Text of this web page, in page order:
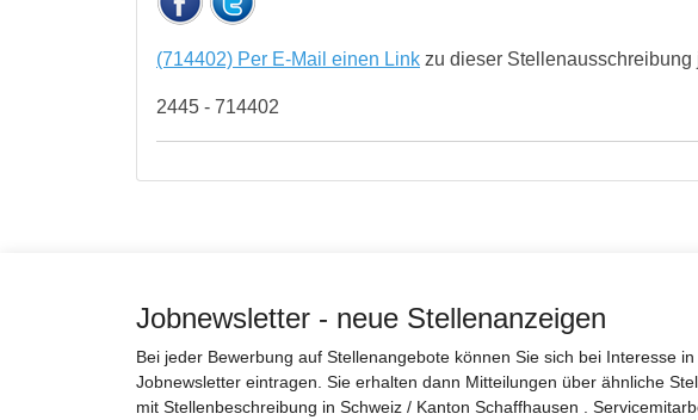
(714402) Per E-Mail einen Link zu dieser Stellenausschreibung
2445 - 714402
Jobnewsletter - neue Stellenanzeigen
Bei jeder Bewerbung auf Stellenangebote können Sie sich bei Interesse in
Jobnewsletter eintragen. Sie erhalten dann Mitteilungen über ähnliche
mit Stellenbeschreibung in Schweiz / Kanton Schaffhausen .